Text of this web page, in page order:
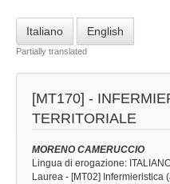
Italiano English
Partially translated
[MT170] -
TERRITORIALE
MORENO CAMERUCCIO
Lingua di erogazione:
Laurea - [MT02]